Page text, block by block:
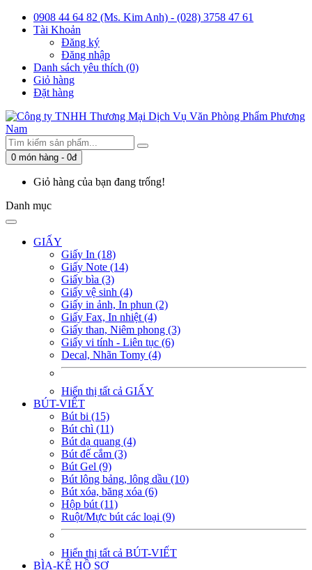
0908 44 64 82 (Ms. Kim Anh) - (028) 3758 47 61
Tài Khoản
Đăng ký
Đăng nhập
Danh sách yêu thích (0)
Giỏ hàng
Đặt hàng
0 món hàng - 0đ
Giỏ hàng của bạn đang trống!
Danh mục
GIẤY
Giấy In (18)
Giấy Note (14)
Giấy bìa (3)
Giấy vệ sinh (4)
Giấy in ảnh, In phun (2)
Giấy Fax, In nhiệt (4)
Giấy than, Niêm phong (3)
Giấy vi tính - Liên tục (6)
Decal, Nhãn Tomy (4)
Hiển thị tất cả GIẤY
BÚT-VIẾT
Bút bi (15)
Bút chì (11)
Bút dạ quang (4)
Bút đế cắm (3)
Bút Gel (9)
Bút lông bảng, lông dầu (10)
Bút xóa, băng xóa (6)
Hộp bút (11)
Ruột/Mực bút các loại (9)
Hiển thị tất cả BÚT-VIẾT
BÌA-KỆ HỒ SƠ